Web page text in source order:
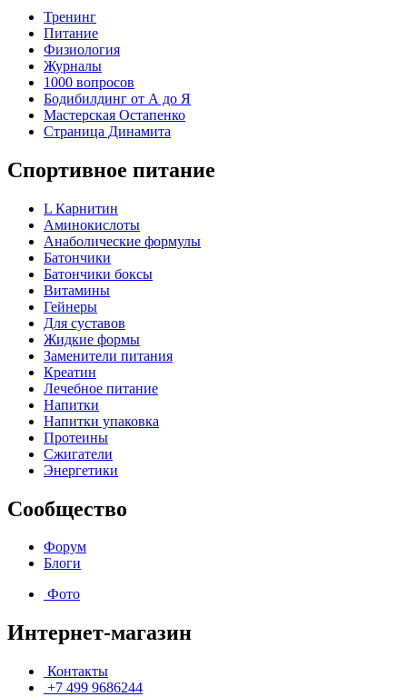
Тренинг
Питание
Физиология
Журналы
1000 вопросов
Бодибилдинг от А до Я
Мастерская Остапенко
Страница Динамита
Спортивное питание
L Карнитин
Аминокислоты
Анаболические формулы
Батончики
Батончики боксы
Витамины
Гейнеры
Для суставов
Жидкие формы
Заменители питания
Креатин
Лечебное питание
Напитки
Напитки упаковка
Протеины
Сжигатели
Энергетики
Сообщество
Форум
Блоги
Фото
Интернет-магазин
Контакты
+7 499 9686244